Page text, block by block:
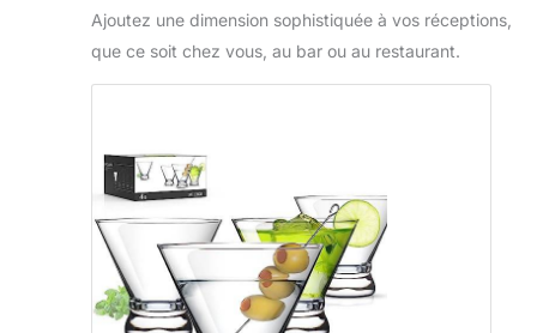
Ajoutez une dimension sophistiquée à vos réceptions,
que ce soit chez vous, au bar ou au restaurant.